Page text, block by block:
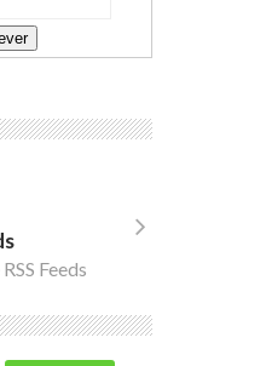
Feeds